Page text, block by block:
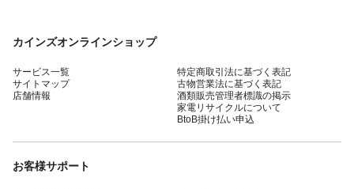
カインズオンラインショップ
サービス一覧
サイトマップ
店舗情報
特定商取引法に基づく表記
古物営業法に基づく表記
酒類販売管理者標識の掲示
家電リサイクルについて
BtoB掛け払い申込
お客様サポート